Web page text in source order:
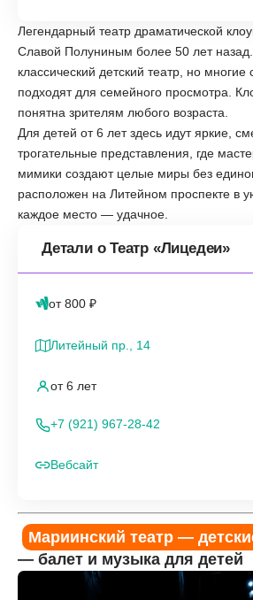
Легендарный театр драматической
Славой Полуниным более 50 лет
классический детский театр, но многие
подходят для семейного просмотра.
понятна зрителям любого возраста.
Для детей от 6 лет здесь идут яркие,
трогательные представления, где
мимики создают целые миры без
расположен на Литейном проспекте в
каждое место — удачное.
Детали о Театр «Лицедеи»
от 800 ₽
Литейный пр., 14
от 6 лет
+7 (921) 967-28-42
Вебсайт
Мариинский театр —
— балет и музыка для детей